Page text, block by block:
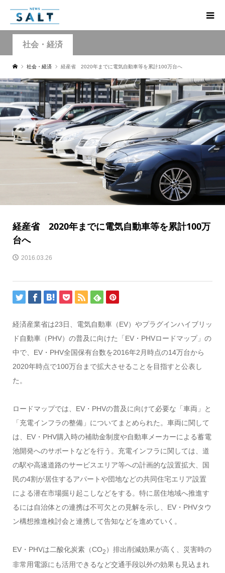
社会・経済
社会・経済 経産省 2020年までに電気自動車等を累計100万台へ
経産省 2020年までに電気自動車等を累計100万
台へ
2016.03.26
経済産業省は23日、電気自動車（EV）やプラグインハイブリッ
ド自動車（PHV）の普及に向けた「EV・PHVロードマップ」の
中で、EV・PHV全国保有台数を2016年2月時点の14万台から
2020年時点で100万台まで拡大させることを目指すと公表し
た。
ロードマップでは、EV・PHVの普及に向けて必要な「車両」と
「充電インフラの整備」についてまとめられた。車両に関して
は、EV・PHV購入時の補助金制度や自動車メーカーによる蓄電
池開発へのサポートなどを行う。充電インフラに関しては、道
の駅や高速道路のサービスエリア等への計画的な設置拡大、国
民の4割が居住するアパートや団地などの共同住宅エリア設置
による潜在市場掘り起こしなどをする。特に居住地域へ推進す
るには自治体との連携は不可欠との見解を示し、EV・PHVタウ
ン構想推進検討会と連携して告知などを進めていく。
EV・PHVは二酸化炭素（CO2 ）排出削減効果が高く、災害時の
非常用電源にも活用できるなど交通手段以外の効果も見込まれ